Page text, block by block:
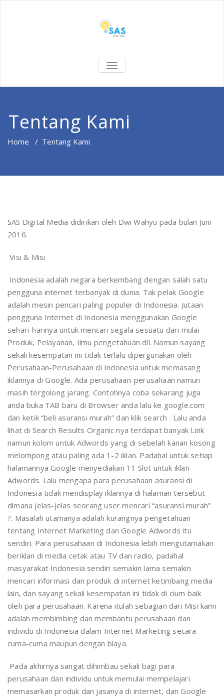
TOGGLE NAVIGATION
Tentang Kami
Home / Tentang Kami
SAS Digital Media didirikan oleh Dwi Wahyu pada bulan Juni
2016.
Visi & Misi
Indonesia adalah negara berkembang dengan salah satu
pengguna internet terbanyak di dunia. Tak pelak Google
adalah mesin pencari paling populer di Indonesia. Jutaan
pengguna Internet di Indonesia menggunakan Google
sehari-harinya untuk mencari segala sesuatu dari mulai
Produk, Pelayanan, Ilmu pengetahuan dll. Namun sayang
sekali kesempatan ini tidak terlalu dipergunakan oleh
Perusahaan-Perusahaan di Indonesia untuk memasang
iklannya di Google. Ada perusahaan-perusahaan namun
masih tergolong jarang. Contohnya coba sekarang juga
anda buka TAB baru di Browser anda lalu ke google.com
dan ketik “beli asuransi murah” dan klik search . Lalu anda
lihat di Search Results Organic nya terdapat banyak Link
namun kolom untuk Adwords yang di sebelah kanan kosong
melompong atau paling ada 1-2 iklan. Padahal untuk setiap
halamannya Google menyediakan 11 Slot untuk iklan
Adwords. Lalu mengapa para perusahaan asuransi di
Indonesia tidak mendisplay iklannya di halaman tersebut
dimana jelas-jelas seorang user mencari “asuransi murah”
?. Masalah utamanya adalah kurangnya pengetahuan
tentang Internet Marketing dan Google Adwords itu
sendiri. Para perusahaan di Indonesia lebih mengutamakan
beriklan di media cetak atau TV dan radio, padahal
masyarakat Indonesia sendiri semakin lama semakin
mencari informasi dan produk di internet ketimbang media
lain, dan sayang sekali kesempatan ini tidak di cium baik
oleh para perusahaan. Karena itulah sebagian dari Misi kami
adalah membimbing dan membantu perusahaan dan
individu di Indonesia dalam Internet Marketing secara
cuma-cuma maupun dengan biaya.
Pada akhirnya sangat dihimbau sekali bagi para
perusahaan dan individu untuk memulai mempelajari
memasarkan produk dan jasanya di internet, dan Google